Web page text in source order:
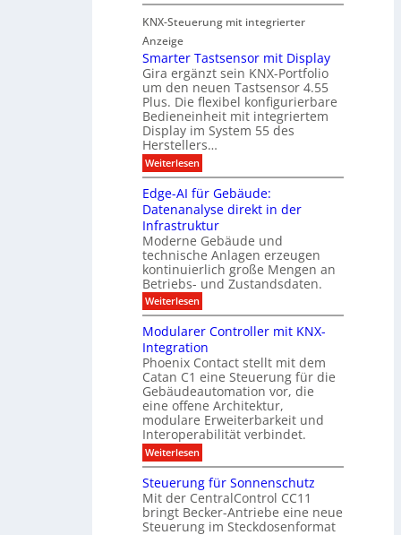
c
h
n
o
l
o
g
e
s
t
e
k
e
n
n
u
n
g
m
i
t
A
n
s
a
g
r
a
u
c
h
m
e
l
d
e
r
n
ö
f
n
e
t
n
e
u
e
s
A
u
s
b
i
l
d
u
n
g
s
z
e
n
t
r
u
m
c
e
r
h
e
i
t
s
e
x
p
o
M
ü
n
c
h
e
n
2
0
2
6
g
e
h
t
e
r
f
o
l
g
r
e
i
c
h
z
u
KNX-Steuerung mit integrierter
Anzeige
Smarter Tastsensor mit Display
Gira ergänzt sein KNX-Portfolio
um den neuen Tastsensor 4.55
Plus. Die flexibel konfigurierbare
Bedieneinheit mit integriertem
Display im System 55 des
Herstellers…
Weiterlesen:
S
m
a
r
t
e
r
T
a
s
t
s
n
s
o
r
m
i
t
D
i
s
p
a
y
Edge-AI für Gebäude:
Datenanalyse direkt in der
Infrastruktur
Moderne Gebäude und
technische Anlagen erzeugen
kontinuierlich große Mengen an
Betriebs- und Zustandsdaten.
Weiterlesen:
E
g
e
-
A
I
f
ü
r
G
e
b
u
d
e
:
Modularer Controller mit KNX-
Integration
Phoenix Contact stellt mit dem
Catan C1 eine Steuerung für die
Gebäudeautomation vor, die
eine offene Architektur,
modulare Erweiterbarkeit und
Interoperabilität verbindet.
Weiterlesen:
M
d
u
l
a
Steuerung für Sonnenschutz
Mit der CentralControl CC11
bringt Becker-Antriebe eine neue
Steuerung im Steckdosenformat